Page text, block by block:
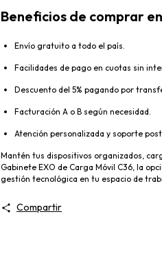
Beneficios de comprar
Envío gratuito a todo el país.
Facilidades de pago en cuotas sin
Descuento del 5% pagando por
Facturación A o B según necesidad.
Atención personalizada y soporte
Mantén tus dispositivos organizados,
Gabinete EXO de Carga Móvil C36, la
gestión tecnológica en tu espacio de
Compartir